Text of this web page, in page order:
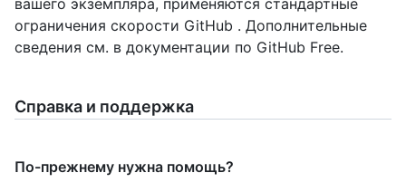
вашего экземпляра, применяются стандартные
ограничения скорости GitHub . Дополнительные
сведения см. в документации по GitHub Free.
Справка и поддержка
По-прежнему нужна помощь?